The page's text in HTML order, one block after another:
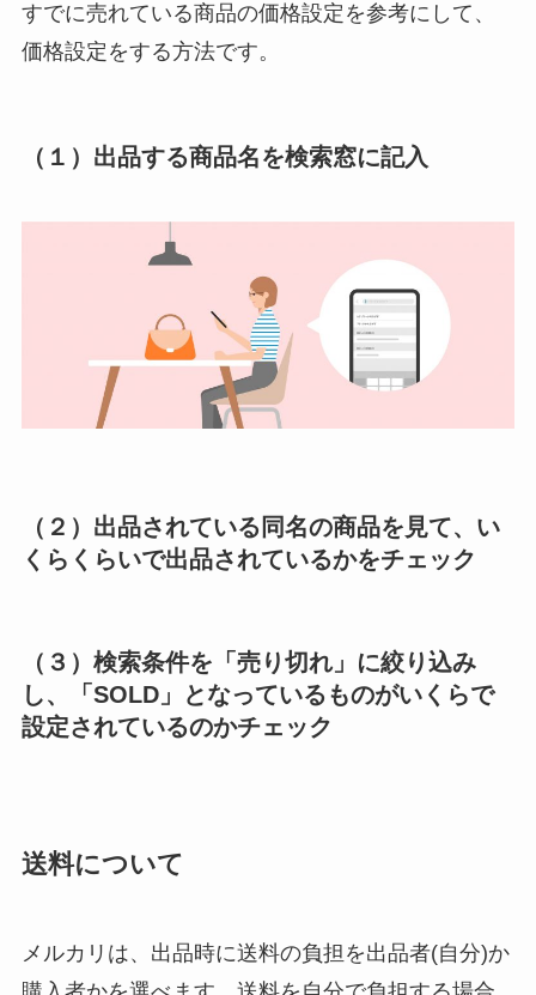
すでに売れている商品の価格設定を参考にして、
価格設定をする方法です。
（１）出品する商品名を検索窓に記入
（２）出品されている同名の商品を見て、い
くらくらいで出品されているかをチェック
（３）検索条件を「売り切れ」に絞り込み
し、「SOLD」となっているものがいくらで
設定されているのかチェック
送料について
メルカリは、出品時に送料の負担を出品者(自分)か